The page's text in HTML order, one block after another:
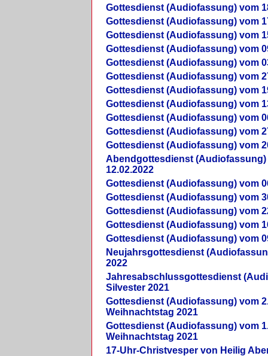
Gottesdienst (Audiofassung) vom
Gottesdienst (Audiofassung) vom
Gottesdienst (Audiofassung) vom
Gottesdienst (Audiofassung) vom
Gottesdienst (Audiofassung) vom
Gottesdienst (Audiofassung) vom
Gottesdienst (Audiofassung) vom
Gottesdienst (Audiofassung) vom
Gottesdienst (Audiofassung) vom
Gottesdienst (Audiofassung) vom
Gottesdienst (Audiofassung) vom
Abendgottesdienst (Audiofassung)
12.02.2022
Gottesdienst (Audiofassung) vom
Gottesdienst (Audiofassung) vom
Gottesdienst (Audiofassung) vom
Gottesdienst (Audiofassung) vom
Gottesdienst (Audiofassung) vom
Neujahrsgottesdienst
2022
Jahresabschlussgottesdienst
Silvester 2021
Gottesdienst (Audiofassung) vom
Weihnachtstag 2021
Gottesdienst (Audiofassung) vom
Weihnachtstag 2021
17-Uhr-Christvesper von Heilig